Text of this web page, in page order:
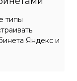
типы
Яндекс и